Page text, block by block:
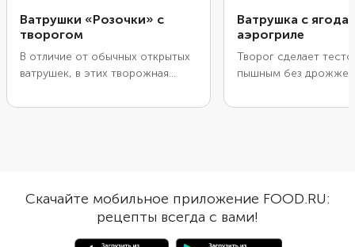
Ватрушки «Розочки» с
творогом
В отличие от обычных открытых
ватрушек, в этих творожная
выпечка от этого только
булочки-розочки.
Ватрушка с
аэрогриле
Творог сделает
пышным без
Добавьте к основе
на стабилизацию
Понадобится круглая
силиконовая форма и
Скачайте мобильное приложение FOOD.RU:
рецепты всегда с вами!